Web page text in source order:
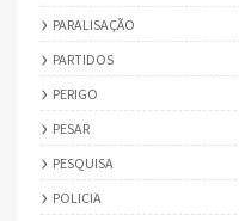
PARALISAÇÃO
PARTIDOS
PERIGO
PESAR
PESQUISA
POLICIA